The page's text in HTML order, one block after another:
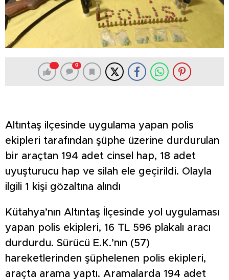
0
Altıntaş ilçesinde uygulama yapan polis
ekipleri tarafından şüphe üzerine durdurulan
bir araçtan 194 adet cinsel hap, 18 adet
uyuşturucu hap ve silah ele geçirildi. Olayla
ilgili 1 kişi gözaltına alındı
Kütahya’nın Altıntaş İlçesinde yol uygulaması
yapan polis ekipleri, 16 TL 596 plakalı aracı
durdurdu. Sürücü E.K.’nın (57)
hareketlerinden şüphelenen polis ekipleri,
araçta arama yaptı. Aramalarda 194 adet